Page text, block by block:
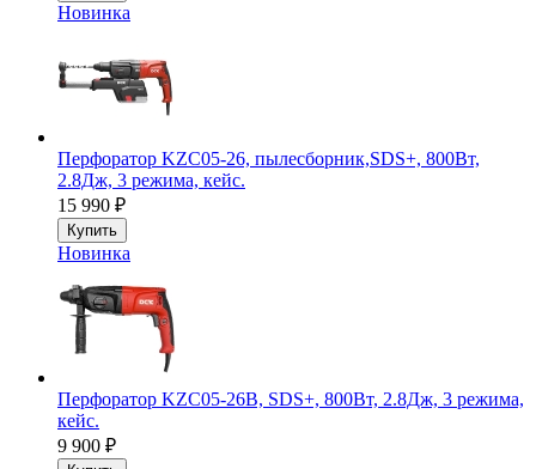
Новинка
Перфоратор KZC05-26, пылесборник,SDS+, 800Вт,
2.8Дж, 3 режима, кейс.
15 990 ₽
Купить
Новинка
Перфоратор KZC05-26B, SDS+, 800Вт, 2.8Дж, 3 режима,
кейс.
9 900 ₽